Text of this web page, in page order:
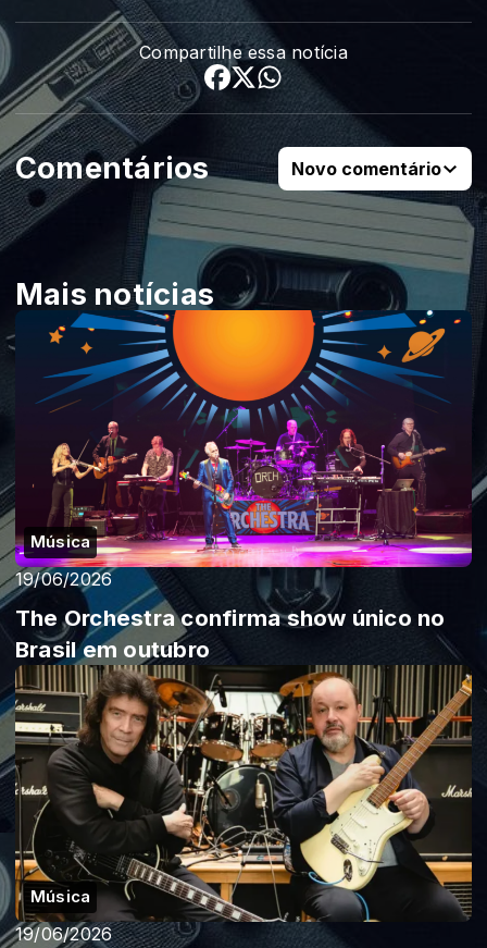
Compartilhe essa notícia
Comentários Novo comentário
Mais notícias
Música
19/06/2026
The Orchestra confirma show único no
Brasil em outubro
Música
19/06/2026